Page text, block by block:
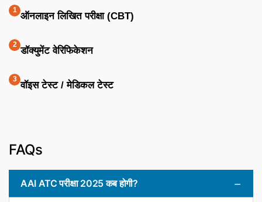
ऑनलाइन लिखित परीक्षा (CBT)
डॉक्युमेंट वेरिफिकेशन
वॉइस टेस्ट / मेडिकल टेस्ट
FAQs
AAI ATC परीक्षा 2025 कब होगी?